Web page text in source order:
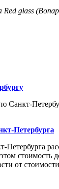
glass
Санкт-
Петербурга
Петербурга
стоимость
от